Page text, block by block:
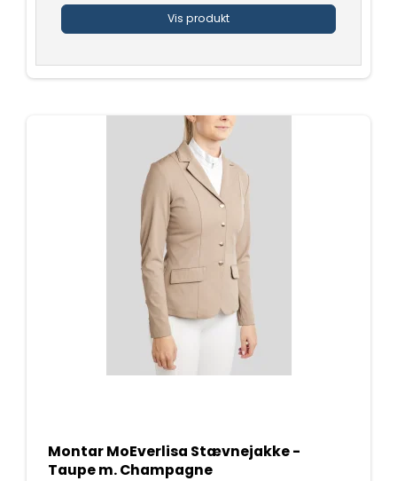
Vis produkt
Montar MoEverlisa Stævnejakke -
Taupe m. Champagne